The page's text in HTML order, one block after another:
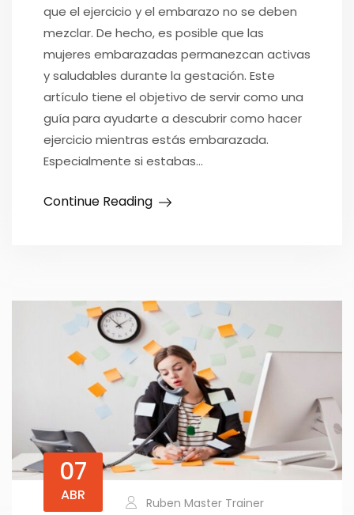
que el ejercicio y el embarazo no se deben
mezclar. De hecho, es posible que las
mujeres embarazadas permanezcan activas
y saludables durante la gestación. Este
artículo tiene el objetivo de servir como una
guía para ayudarte a descubrir como hacer
ejercicio mientras estás embarazada.
Especialmente si estabas…
Continue Reading
07
ABR Ruben Master Trainer